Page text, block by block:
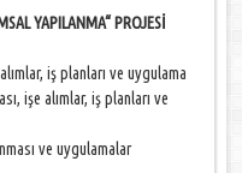
YAPILANMA“ PROJESİ
iş planları ve uygulama
işe alımlar, iş planları ve
ve uygulamalar